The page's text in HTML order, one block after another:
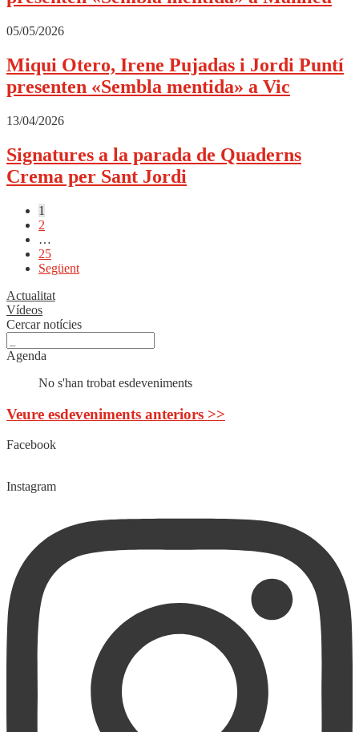
05/05/2026
Miqui Otero, Irene Pujadas i Jordi Puntí
presenten «Sembla mentida» a Vic
13/04/2026
Signatures a la parada de Quaderns
Crema per Sant Jordi
Paginació
les
entrades
1
2
…
25
Següent
Actualitat
Vídeos
Cercar notícies
Agenda
No s'han trobat esdeveniments
Veure esdeveniments anteriors >>
Facebook
Instagram